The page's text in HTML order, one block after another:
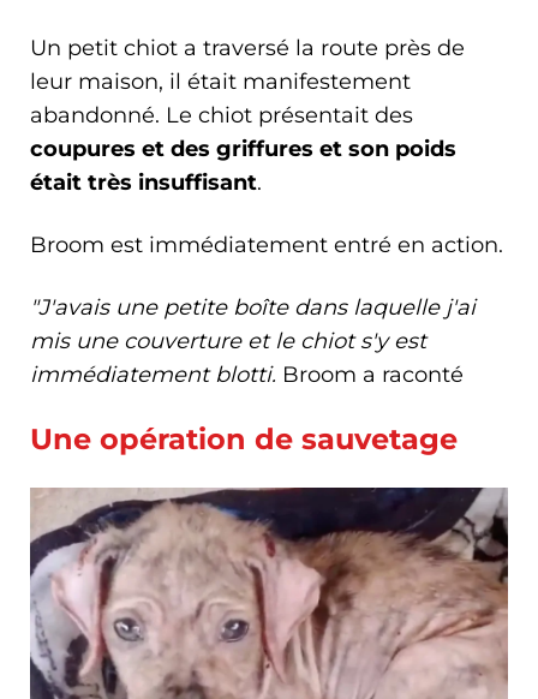
Un petit chiot a traversé la route près de
leur maison, il était manifestement
abandonné. Le chiot présentait des
coupures et des griffures et son poids
était très insuffisant.
Broom est immédiatement entré en action.
"J'avais une petite boîte dans laquelle j'ai
mis une couverture et le chiot s'y est
immédiatement blotti. Broom a raconté
Une opération de sauvetage